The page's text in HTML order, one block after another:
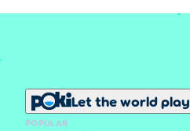
Let the world play
POPULAR